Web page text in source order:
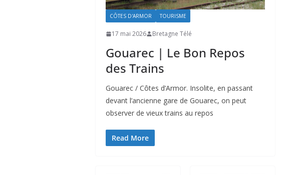
CÔTES D'ARMOR TOURISME
17 mai 2026 Bretagne Télé
Gouarec | Le Bon Repos
des Trains
Gouarec / Côtes d’Armor. Insolite, en passant
devant l’ancienne gare de Gouarec, on peut
observer de vieux trains au repos
Read More